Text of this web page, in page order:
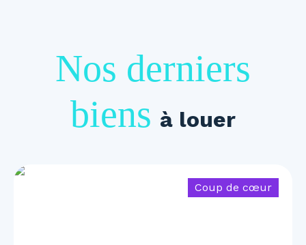
Nos derniers
biens à louer
Coup de cœur